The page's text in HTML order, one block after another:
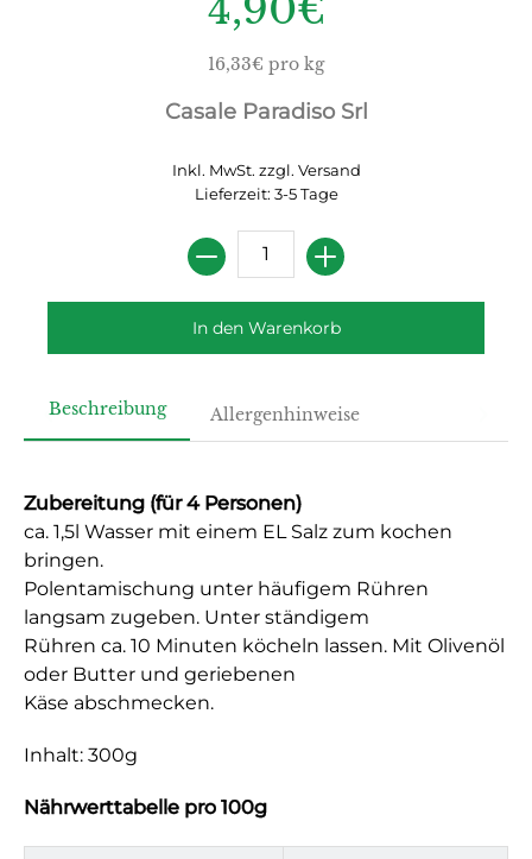
16,33€ pro kg
Casale Paradiso Srl
Inkl. MwSt. zzgl. Versand
Lieferzeit: 3-5 Tage
Menge
In den Warenkorb
Beschreibung Allergenhinweise
Zubereitung (für 4 Personen)
ca. 1,5l Wasser mit einem EL Salz zum kochen
bringen.
Polentamischung unter häufigem Rühren
langsam zugeben. Unter ständigem
Rühren ca. 10 Minuten köcheln lassen. Mit Olivenöl
oder Butter und geriebenen
Käse abschmecken.
Inhalt: 300g
Nährwerttabelle pro 100g